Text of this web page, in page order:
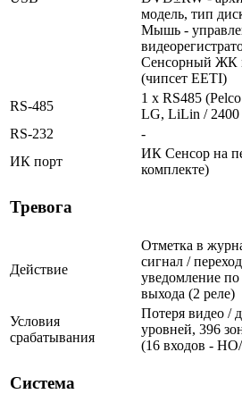
модель, тип
Мышь -
Сенсорный ЖК
(чипсет EETI)
RS-485
1 x RS485
LG, LiLin / 2400
RS-232
-
ИК порт
ИК Сенсор на
комплекте)
Тревога
Действие
Отметка в
сигнал /
уведомление
выхода (2 реле)
Условия
срабатывания
Потеря видео /
уровней, 396
(16 входов -
Система